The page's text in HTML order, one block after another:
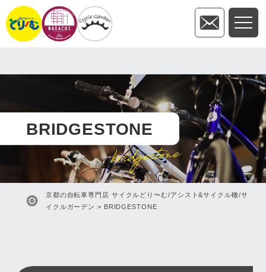
BRIDGESTONE
bridgestone
京都の自転車専門店 サイクルどり〜む/アシスト&サイクル轍/サ
イクルガーデン > BRIDGESTONE